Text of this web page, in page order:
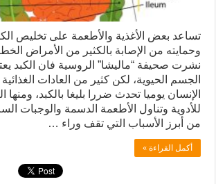
تساعد بعض الأغذية والأطعمة على تخليص
وحمايته من الإصابة بالكثير من الأمراض
نشرت صحيفة “ماليشا” الروسية فان الكبد
الجسم الحيوية، لكن كثير من العادات
الإنسان يوميا تحدث ضررا بليغا بالكبد، ومنها
للأدوية وتناول الأطعمة الدسمة والوجبات
من أبرز الأسباب التي تقف وراء …
أكمل القراءة »